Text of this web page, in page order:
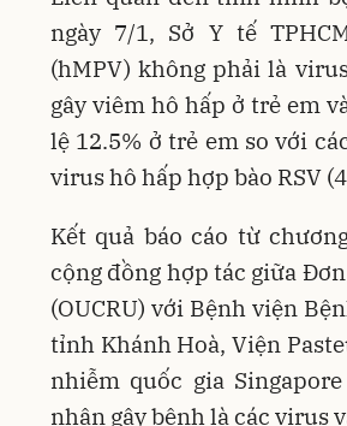
ngày 7/1, Sở Y tế
(hMPV) không phải là
gây viêm hô hấp ở trẻ em
lệ 12.5% ở trẻ em so với
virus hô hấp hợp bào RSV
Kết quả báo cáo từ
cộng đồng hợp tác giữa
(OUCRU) với Bệnh viện
tỉnh Khánh Hoà, Viện
nhiễm quốc gia
nhân gây bệnh là các virus